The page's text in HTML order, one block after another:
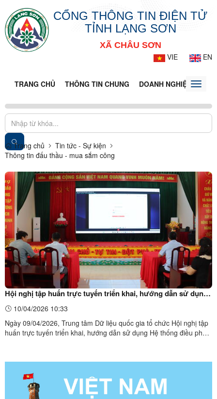
CỔNG THÔNG TIN ĐIỆN TỬ
TỈNH LẠNG SƠN
XÃ CHÂU SƠN
VIE
EN
TRANG CHỦ THÔNG TIN CHUNG DOANH NGHIỆP TIN
Toggle
Trang chủ
Tin tức - Sự kiện
Thông tin đấu thầu - mua sắm công
Hội nghị tập huấn trực tuyến triển khai, hướng dẫn sử dụng
Hệ thống điều phối giải quyết thủ tục hành chính, Cơ sở dữ
liệu quốc gia về thủ tục hành chính và Hệ thống hỗ trợ, xử lý
phản ánh kiến nghị năm 2026
10/04/2026 10:33
Ngày 09/04/2026, Trung tâm Dữ liệu quốc gia tổ chức Hội nghị tập
huấn trực tuyến triển khai, hướng dẫn sử dụng Hệ thống điều phối
2026. Dự hội nghị tại điểm cầu xã Châu Sơn ...